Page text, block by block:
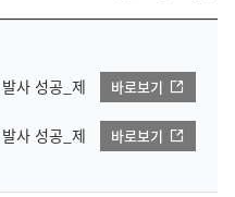
사 성공_제
바로보기
사 성공_제
바로보기